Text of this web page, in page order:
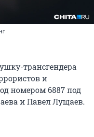
трансгендера
и
номером 6887 под
и Павел Лущаев.